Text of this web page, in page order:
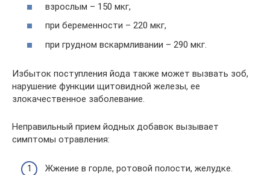
взрослым – 150 мкг,
при беременности – 220 мкг,
при грудном вскармливании – 290 мкг.
Избыток поступления йода также может вызвать зоб,
нарушение функции щитовидной железы, ее
злокачественное заболевание.
Неправильный прием йодных добавок вызывает
симптомы отравления:
Жжение в горле, ротовой полости, желудке.